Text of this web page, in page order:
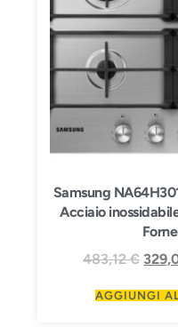
Samsung
Acciaio
483,12€
AGGIUNGI